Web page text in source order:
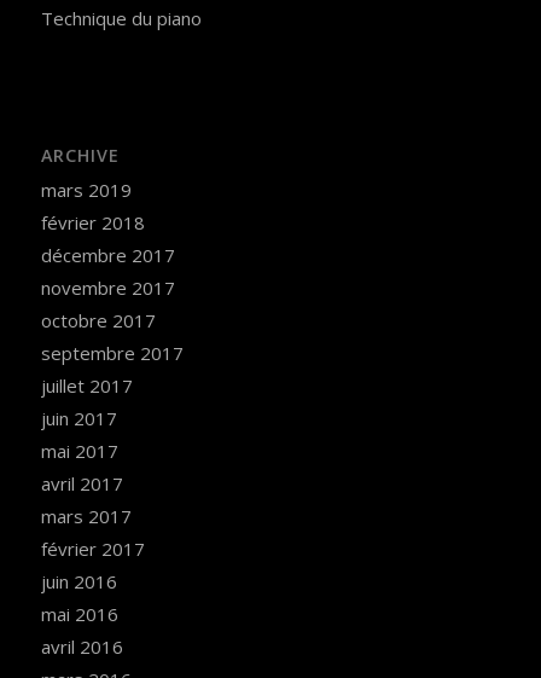
Technique du piano
ARCHIVE
mars 2019
février 2018
décembre 2017
novembre 2017
octobre 2017
septembre 2017
juillet 2017
juin 2017
mai 2017
avril 2017
mars 2017
février 2017
juin 2016
mai 2016
avril 2016